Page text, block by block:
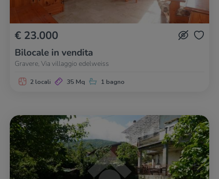
€ 23.000
Bilocale in vendita
Gravere, Via villaggio edelweiss
2 locali 35 Mq 1 bagno